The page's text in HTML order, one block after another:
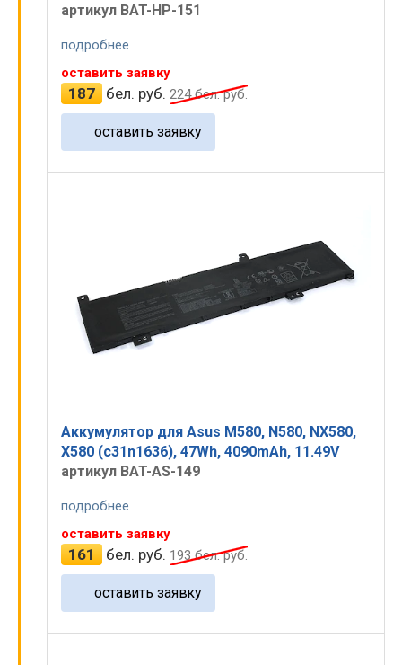
артикул BAT-HP-151
подробнее
оставить заявку
187 бел. руб. 224бел. руб.
оставить заявку
Аккумулятор для Asus M580, N580, NX580,
X580 (c31n1636), 47Wh, 4090mAh, 11.49V
артикул BAT-AS-149
подробнее
оставить заявку
161 бел. руб. 193бел. руб.
оставить заявку